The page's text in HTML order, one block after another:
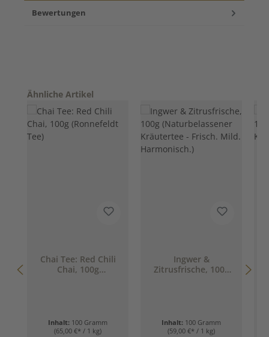
Bewertungen
Produktgalerie überspringen
Ähnliche Artikel
Chai Tee: Red Chili
Chai, 100g
Inhalt: 100 Gramm
(65,00 €* / 1 kg)
Ingwer &
Zitrusfrische, 100g
Inhalt: 100 Gramm
(59,00 €* / 1 kg)